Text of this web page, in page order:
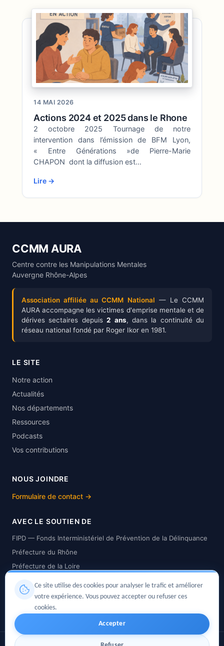
14 MAI 2026
Actions 2024 et 2025 dans le Rhone
2 octobre 2025 Tournage de notre
intervention dans l’émission de BFM Lyon,
« Entre Générations »de Pierre-Marie
CHAPON dont la diffusion est…
Lire →
CCMM AURA
Centre contre les Manipulations Mentales
Auvergne Rhône-Alpes
Association affiliée au CCMM National — Le CCMM
AURA accompagne les victimes d'emprise mentale et de
dérives sectaires depuis2 ans, dans la continuité du
réseau national fondé par Roger Ikor en 1981.
LE SITE
Notre action
Actualités
Nos départements
Ressources
Podcasts
Vos contributions
NOUS JOINDRE
Formulaire de contact →
AVEC LE SOUTIEN DE
FIPD — Fonds Interministériel de Prévention de la Délinquance
Préfecture du Rhône
Préfecture de la Loire
Préfecture de la Haute-Savoie
Préfecture de l'Isère
Ce site utilise des cookies pour analyser le trafic et améliorer
votre expérience. Vous pouvez accepter ou refuser ces
cookies.
Accepter